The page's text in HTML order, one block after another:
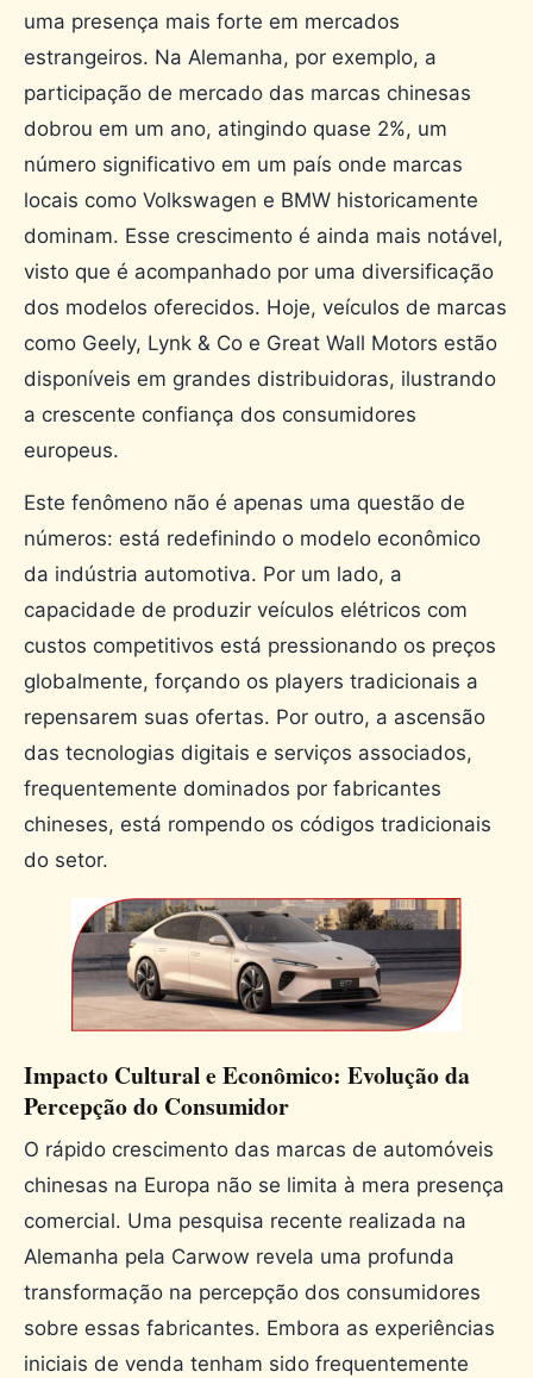
uma presença mais forte em mercados
estrangeiros. Na Alemanha, por exemplo, a
participação de mercado das marcas chinesas
dobrou em um ano, atingindo quase 2%, um
número significativo em um país onde marcas
locais como Volkswagen e BMW historicamente
dominam. Esse crescimento é ainda mais notável,
visto que é acompanhado por uma diversificação
dos modelos oferecidos. Hoje, veículos de marcas
como Geely, Lynk & Co e Great Wall Motors estão
disponíveis em grandes distribuidoras, ilustrando
a crescente confiança dos consumidores
europeus.
Este fenômeno não é apenas uma questão de
números: está redefinindo o modelo econômico
da indústria automotiva. Por um lado, a
capacidade de produzir veículos elétricos com
custos competitivos está pressionando os preços
globalmente, forçando os players tradicionais a
repensarem suas ofertas. Por outro, a ascensão
das tecnologias digitais e serviços associados,
frequentemente dominados por fabricantes
chineses, está rompendo os códigos tradicionais
do setor.
Impacto Cultural e Econômico: Evolução da
Percepção do Consumidor
O rápido crescimento das marcas de automóveis
chinesas na Europa não se limita à mera presença
comercial. Uma pesquisa recente realizada na
Alemanha pela Carwow revela uma profunda
transformação na percepção dos consumidores
sobre essas fabricantes. Embora as experiências
iniciais de venda tenham sido frequentemente